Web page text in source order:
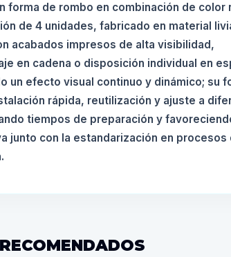
forma de rombo en combinación de color
de 4 unidades, fabricado en material
acabados impresos de alta visibilidad,
en cadena o disposición individual en
un efecto visual continuo y dinámico; su
rápida, reutilización y ajuste a
tiempos de preparación y
junto con la estandarización en procesos